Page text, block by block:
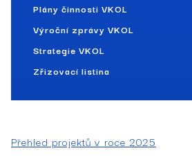
Plány činnosti VKOL
Výroční zprávy VKOL
Strategie VKOL
Zřizovací listina
Přehled projektů v roce 2025